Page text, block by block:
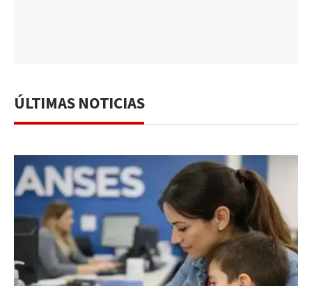
ÚLTIMAS NOTICIAS